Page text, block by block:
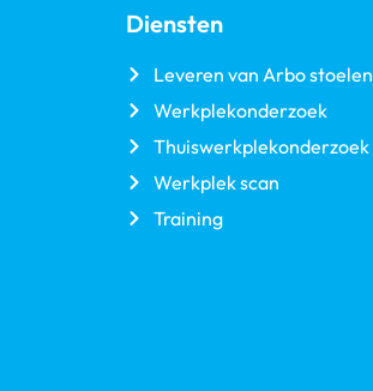
Diensten
Leveren van Arbo stoelen
Werkplekonderzoek
Thuiswerkplekonderzoek
Werkplek scan
Training